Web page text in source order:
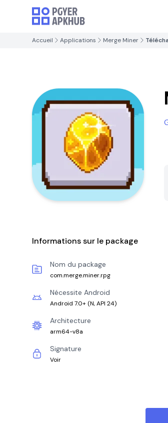
Accueil Applications Merge Miner
Informations sur le package
Nom du package
com.merge.miner.rpg
Nécessite Android
Android 7.0+ (N, API 24)
Architecture
arm64-v8a
Signature
Voir